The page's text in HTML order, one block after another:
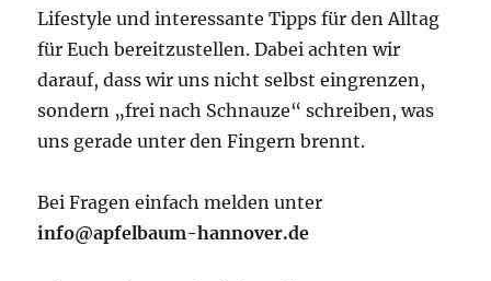
Lifestyle und interessante Tipps für den Alltag
für Euch bereitzustellen. Dabei achten wir
darauf, dass wir uns nicht selbst eingrenzen,
sondern „frei nach Schnauze“ schreiben, was
uns gerade unter den Fingern brennt.
Bei Fragen einfach melden unter
info@apfelbaum-hannover.de